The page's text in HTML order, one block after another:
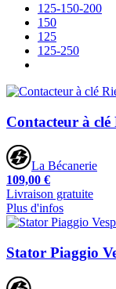
125-150-200
150
125
125-250
Contacteur à
La Bécanerie
109,00 €
Livraison gratuite
Plus d'infos
Stator Piaggio